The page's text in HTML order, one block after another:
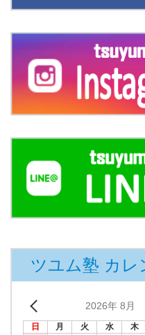
ツユム塾 カレ
2026年 8月
日 月 火 水 木